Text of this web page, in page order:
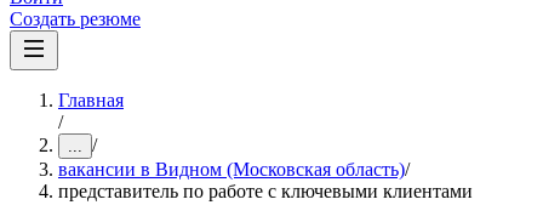
Создать резюме
Главная
/
... /
вакансии в Видном (Московская область)/
представитель по работе с ключевыми клиентами